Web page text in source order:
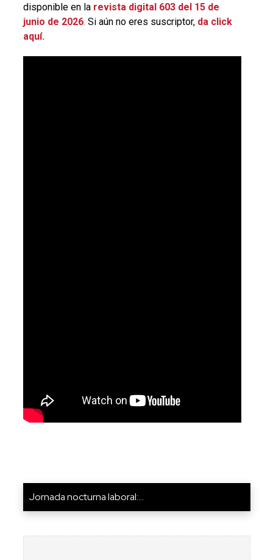
disponible en la revista digital 603 del 15 de
junio de 2026. Si aún no eres suscriptor, da click
aquí.
Jornada nocturna laboral:...